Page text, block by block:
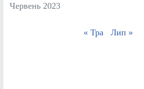
Червень 2023
« Тра Лип »